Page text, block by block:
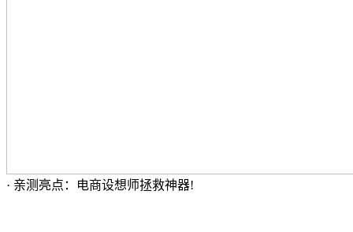
· 亲测亮点：电商设想师拯救神器!